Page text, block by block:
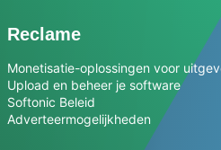
Reclame
Monetisatie-oplossingen voor
Upload en beheer je software
Softonic Beleid
Adverteermogelijkheden